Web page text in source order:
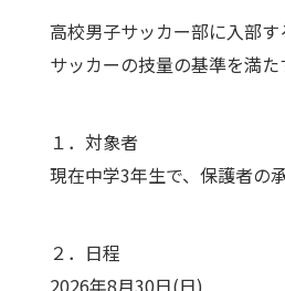
高校男子サッカー部に入部す
サッカーの技量の基準を満
１．対象者
現在中学3年生で、保護者の
２．日程
2026年8月30日(日)